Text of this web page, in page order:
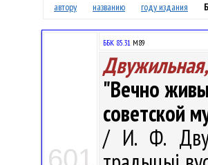
автору
названию году издания
601
ББК 85.31 М89
"Вечно
советской
/ И. Ф.